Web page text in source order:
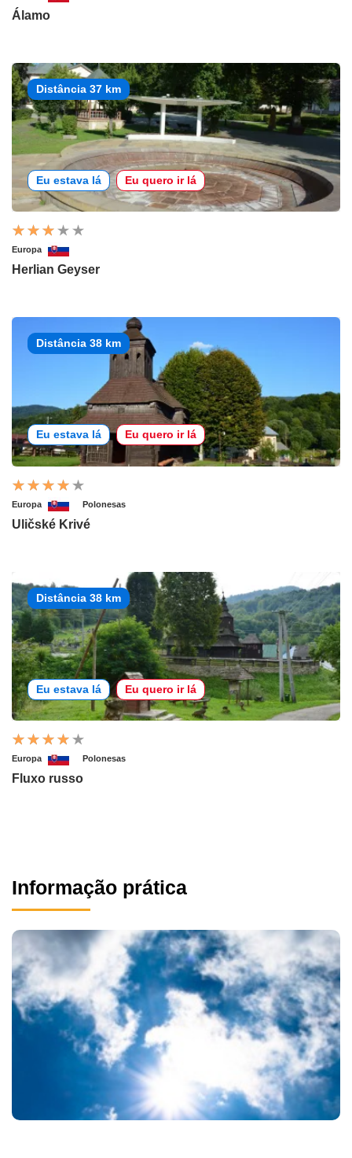
Álamo
Distância 37 km
Eu estava lá Eu quero ir lá
Europa
Herlian Geyser
Distância 38 km
Eu estava lá Eu quero ir lá
Europa Polonesas
Uličské Krivé
Distância 38 km
Eu estava lá Eu quero ir lá
Europa Polonesas
Fluxo russo
Informação prática